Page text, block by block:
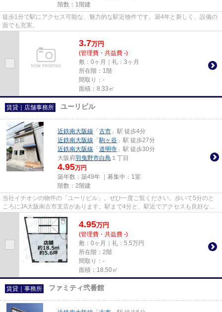
階数：1階建
徒歩1分で駅にアクセス可能な、魅力的な駅近物件です。築4年と新しく、設備の
面でも充実。
3.7万円
(管理費・共益費 -)
敷：0ヶ月｜礼：3ヶ月
所在階：1階
間取り：-
面積：8.33㎡
賃貸｜店舗事務所 ユーリビル
近鉄南大阪線 「 古市 」駅 徒歩4分
近鉄南大阪線 「駒ヶ谷 」駅 徒歩27分
近鉄南大阪線 「 道明寺 」駅 徒歩30分
大阪府羽曳野市白鳥 １丁目
4.95万円
築年数：築49年 ｜募集中： 1室
階数：2階建
当社イチオシの物件の「ユーリビル」。ぜひ一度ご覧ください。歩いて5分のと
ころにJA大阪南古市支店があります。駅まで4分と、駅近でアクセスも良好な物
4.95万円
(管理費・共益費 -)
敷：0ヶ月｜礼：5.5万円
所在階：2階
間取り：-
面積：18.50㎡
賃貸｜事務所 ファミティ弐番館